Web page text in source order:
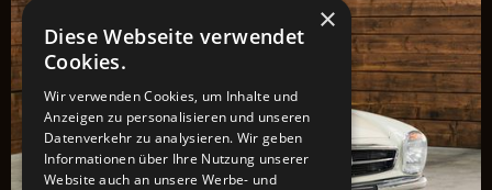
×
Diese Webseite verwendet
Cookies.
Wir verwenden Cookies, um Inhalte und
Anzeigen zu personalisieren und unseren
Datenverkehr zu analysieren. Wir geben
Informationen über Ihre Nutzung unserer
Website auch an unsere Werbe- und